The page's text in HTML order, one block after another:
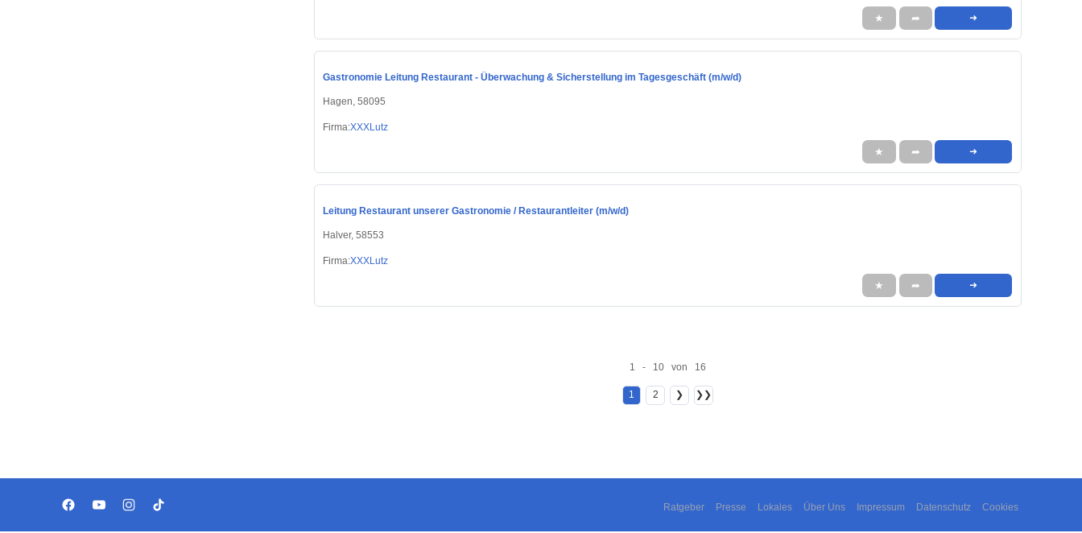
★ ➦ ➜
Gastronomie Leitung Restaurant - Überwachung & Sicherstellung im Tagesgeschäft (m/w/d)
Hagen, 58095
Firma:XXXLutz
★ ➦ ➜
Leitung Restaurant unserer Gastronomie / Restaurantleiter (m/w/d)
Halver, 58553
Firma:XXXLutz
★ ➦ ➜
1 - 10 von 16
1 2 ❯ ❯❯
Ratgeber Presse Lokales Über Uns Impressum Datenschutz Cookies